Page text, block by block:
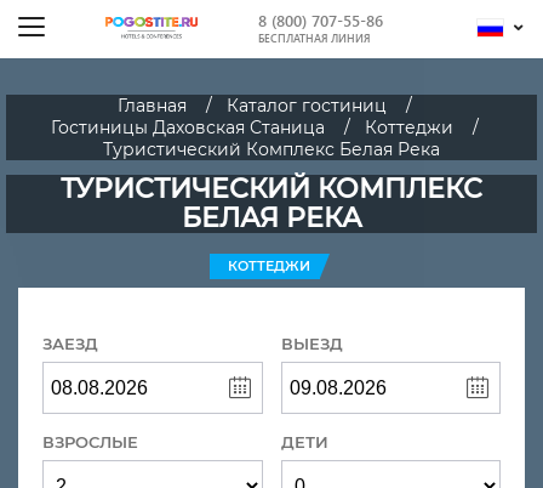
8 (800) 707-55-86
БЕСПЛАТНАЯ ЛИНИЯ
Главная
Каталог гостиниц
Гостиницы Даховская Станица
Коттеджи
Туристический Комплекс Белая Река
ТУРИСТИЧЕСКИЙ КОМПЛЕКС
БЕЛАЯ РЕКА
КОТТЕДЖИ
ЗАЕЗД ВЫЕЗД
ВЗРОСЛЫЕ ДЕТИ